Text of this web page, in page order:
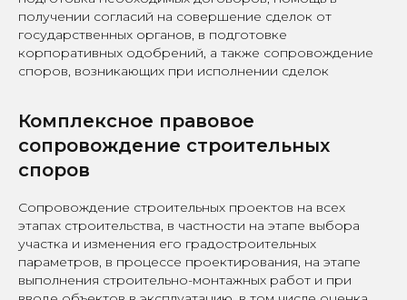
получении согласий на совершение сделок от
государственных органов, в подготовке
корпоративных одобрений, а также сопровождение
споров, возникающих при исполнении сделок
Комплексное правовое
сопровождение строительных
споров
Сопровождение строительных проектов на всех
этапах строительства, в частности на этапе выбора
участка и изменения его градостроительных
параметров, в процессе проектирования, на этапе
выполнения строительно-монтажных работ и при